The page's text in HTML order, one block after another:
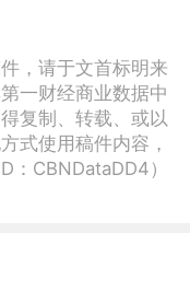
，请于文首标明来
一财经商业数据中
复制、转载、或以
式使用稿件内容，
CBNDataDD4）